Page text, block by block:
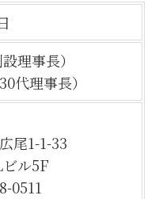
理事長）
代理事長）
尾1-1-33
ル5F
0511